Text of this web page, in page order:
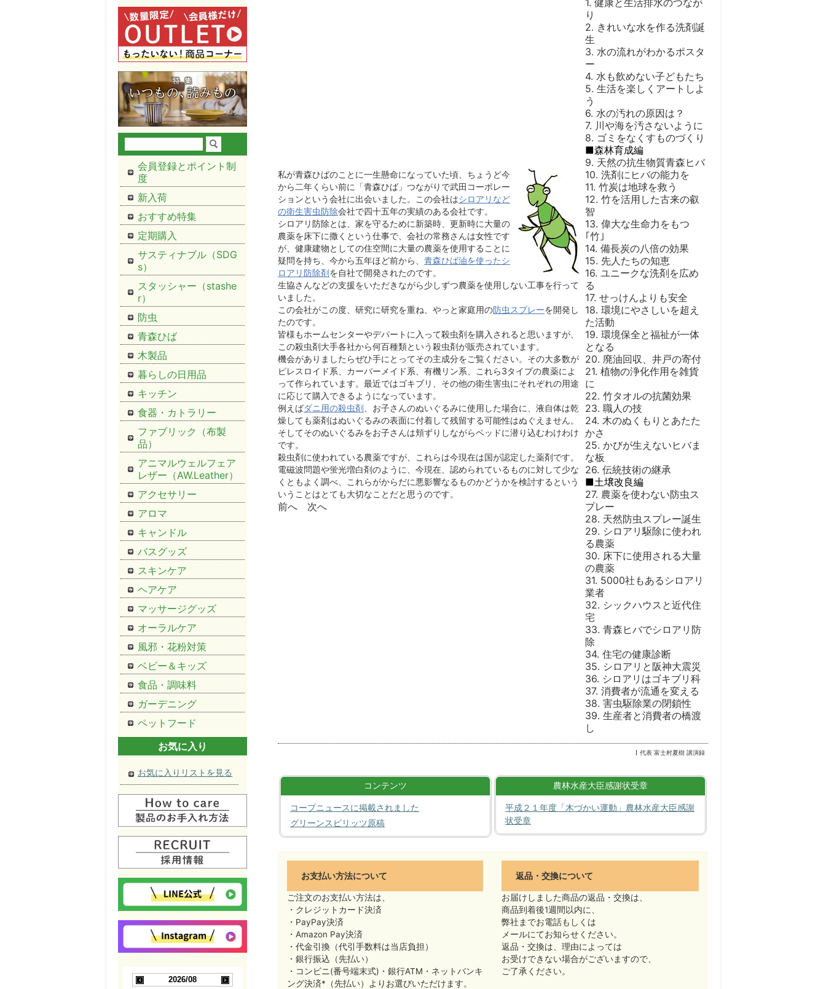
私が青森ひばのことに一生懸命になっていた頃、ちょうど今
から二年くらい前に「青森ひば」つながりで武田コーポレー
ションという会社に出会いました。この会社はシロアリなど
の衛生害虫防除会社で四十五年の実績のある会社です。
シロアリ防除とは、家を守るために新築時、更新時に大量の
農薬を床下に撒くという仕事で、会社の常務さんは女性です
が、健康建物としての住空間に大量の農薬を使用することに
疑問を持ち、今から五年ほど前から、 青森ひば油を使ったシ
ロアリ防除剤を自社で開発されたのです。
生協さんなどの支援をいただきながら少しずつ農薬を使用しない工事を行って
いました。
この会社がこの度、研究に研究を重ね、やっと家庭用の防虫スプレーを開発し
たのです。
皆様もホームセンターやデパートに入って殺虫剤を購入されると思いますが、
この殺虫剤大手各社から何百種類という殺虫剤が販売されています。
機会がありましたらぜひ手にとってその主成分をご覧ください。その大多数が
ピレスロイド系、カーバーメイド系、有機リン系、これら3タイプの農薬によ
って作られています。最近ではゴキブリ、その他の衛生害虫にそれぞれの用途
に応じて購入できるようになっています。
例えばダニ用の殺虫剤 、お子さんのぬいぐるみに使用した場合に、液自体は乾
燥しても薬剤はぬいぐるみの表面に付着して残留する可能性はぬぐえません。
そしてそのぬいぐるみをお子さんは頬ずりしながらベッドに潜り込むわけわけ
です。
殺虫剤に使われている農薬ですが、これらは今現在は国が認定した薬剤です。
電磁波問題や蛍光増白剤のように、今現在、認められているものに対して少な
くともよく調べ、これらがからだに悪影響なるものかどうかを検討するという
いうことはとても大切なことだと思うのです。
前へ 次へ
1. 健康と生活排水のつなが
り
2. きれいな水を作る洗剤誕
生
3. 水の流れがわかるポスタ
ー
4. 水も飲めない子どもたち
5. 生活を楽しくアートしよ
う
6. 水の汚れの原因は？
7. 川や海を汚さないように
8. ゴミをなくすものづくり
■森林育成編
9. 天然の抗生物質青森ヒバ
10. 洗剤にヒバの能力を
11. 竹炭は地球を救う
12. 竹を活用した古来の叡
智
13. 偉大な生命力をもつ
｢竹｣
14. 備長炭の八倍の効果
15. 先人たちの知恵
16. ユニークな洗剤を広め
る
17. せっけんよりも安全
18. 環境にやさしいを超え
た活動
19. 環境保全と福祉が一体
となる
20. 廃油回収、井戸の寄付
21. 植物の浄化作用を雑貨
に
22. 竹タオルの抗菌効果
23. 職人の技
24. 木のぬくもりとあたた
かさ
25. かびが生えないヒバま
な板
26. 伝統技術の継承
■土壌改良編
27. 農薬を使わない防虫ス
プレー
28. 天然防虫スプレー誕生
29. シロアリ駆除に使われ
る農薬
30. 床下に使用される大量
の農薬
31. 5000社もあるシロアリ
業者
32. シックハウスと近代住
宅
33. 青森ヒバでシロアリ防
除
34. 住宅の健康診断
35. シロアリと阪神大震災
36. シロアリはゴキブリ科
37. 消費者が流通を変える
38. 害虫駆除業の閉鎖性
39. 生産者と消費者の橋渡
し
代表 富士村夏樹 講演録
コンテンツ
コープニュースに掲載されました
グリーンスピリッツ原稿
農林水産大臣感謝状受章
平成２１年度「木づかい運動」農林水産大臣感謝
状受章
お支払い方法について
ご注文のお支払い方法は、
・クレジットカード決済
・PayPay決済
・Amazon Pay決済
・代金引換（代引手数料は当店負担）
・銀行振込（先払い）
・コンビニ(番号端末式)・銀行ATM・ネットバンキ
ング決済*（先払い）よりお選びいただけます。
返品・交換について
お届けしました商品の返品・交換は、
商品到着後1週間以内に、
弊社までお電話もしくは
メールにてお知らせください。
返品・交換は、理由によっては
お受けできない場合がございますので、
ご了承ください。
会員登録とポイント制
度
新入荷
おすすめ特集
定期購入
サスティナブル（SDG
s）
スタッシャー（stashe
r）
防虫
青森ひば
木製品
暮らしの日用品
キッチン
食器・カトラリー
ファブリック（布製
品）
アニマルウェルフェア
レザー（AW.Leather）
アクセサリー
アロマ
キャンドル
バスグッズ
スキンケア
ヘアケア
マッサージグッズ
オーラルケア
風邪・花粉対策
ベビー＆キッズ
食品・調味料
ガーデニング
ペットフード
お気に入り
お気に入りリストを見る
2026/08